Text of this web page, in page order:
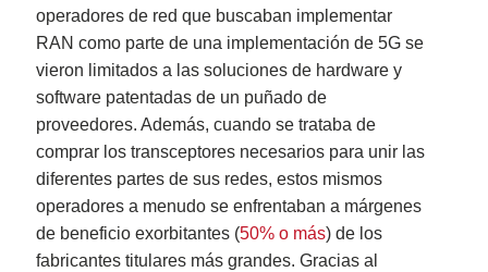
operadores de red que buscaban implementar
RAN como parte de una implementación de 5G se
vieron limitados a las soluciones de hardware y
software patentadas de un puñado de
proveedores. Además, cuando se trataba de
comprar los transceptores necesarios para unir las
diferentes partes de sus redes, estos mismos
operadores a menudo se enfrentaban a márgenes
de beneficio exorbitantes (50% o más) de los
fabricantes titulares más grandes. Gracias al